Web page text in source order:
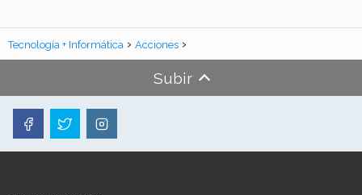
Tecnología + Informática Acciones
Subir